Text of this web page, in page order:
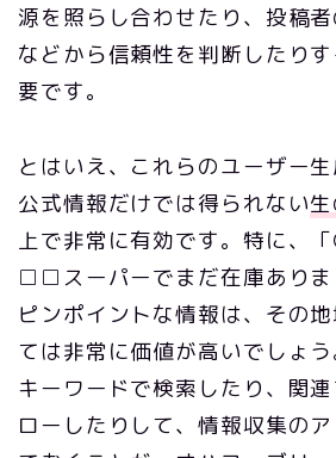
源を照らし合わせたり、投稿
などから信頼性を判断したり
要です。
とはいえ、これらのユーザー生
公式情報だけでは得られない
上で非常に有効です。特に、
□□スーパーでまだ在庫ありま
ピンポイントな情報は、その
ては非常に価値が高いでしょ
キーワードで検索したり、関
ローしたりして、情報収集の